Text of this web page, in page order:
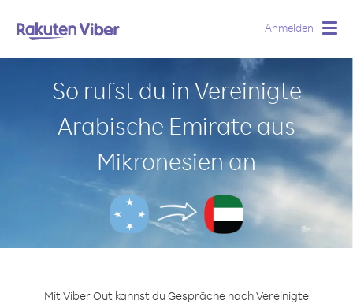
Anmelden
So rufst du in Vereinigte
Arabische Emirate aus
Mikronesien an
Mit Viber Out kannst du Gespräche nach Vereinigte